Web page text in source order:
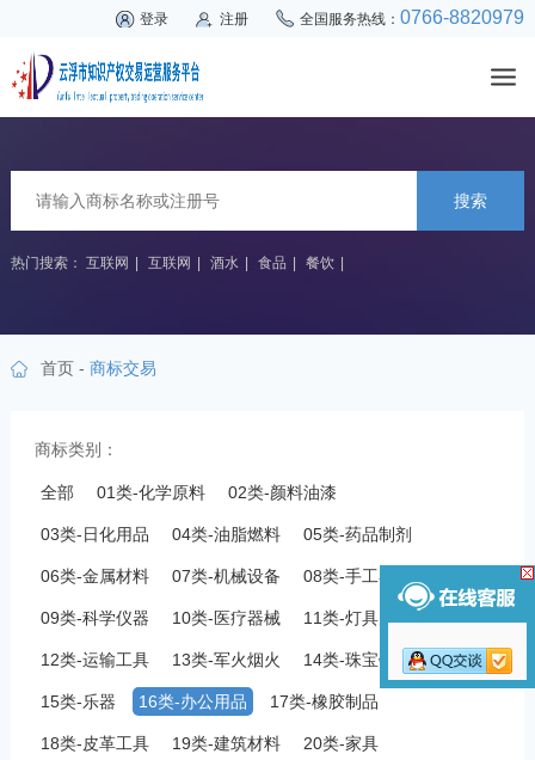
登录 注册 全国服务热线：0766-8820979
搜索
热门搜索： 互联网 互联网 酒水 食品 餐饮
首页- 商标交易
商标类别：
全部 01类-化学原料 02类-颜料油漆
03类-日化用品 04类-油脂燃料 05类-药品制剂
06类-金属材料 07类-机械设备 08类-手工器械
09类-科学仪器 10类-医疗器械 11类-灯具空调
12类-运输工具 13类-军火烟火 14类-珠宝钟表
15类-乐器 16类-办公用品 17类-橡胶制品
18类-皮革工具 19类-建筑材料 20类-家具